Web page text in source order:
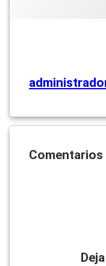
Comentarios